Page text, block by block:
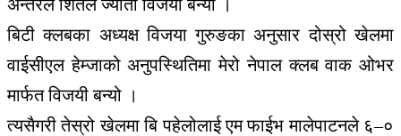
अन्तरले शितल ज्योती विजयी बन्यो ।
बिटी क्लबका अध्यक्ष विजया गुरुङका अनुसार दोस्रो खेलमा
वाईसीएल हेम्जाको अनुपस्थितिमा मेरो नेपाल क्लब वाक ओभर
मार्फत विजयी बन्यो ।
त्यसैगरी तेस्रो खेलमा बि पहेलोलाई एम फाईभ मालेपाटनले ६–०